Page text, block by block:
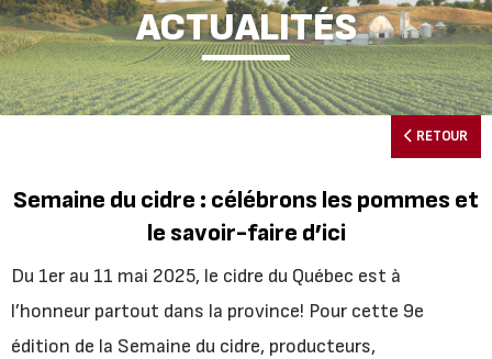
ACTUALITÉS
RETOUR
Semaine du cidre : célébrons les pommes et
le savoir-faire d’ici
Du 1er au 11 mai 2025, le cidre du Québec est à
l’honneur partout dans la province! Pour cette 9e
édition de la Semaine du cidre, producteurs,